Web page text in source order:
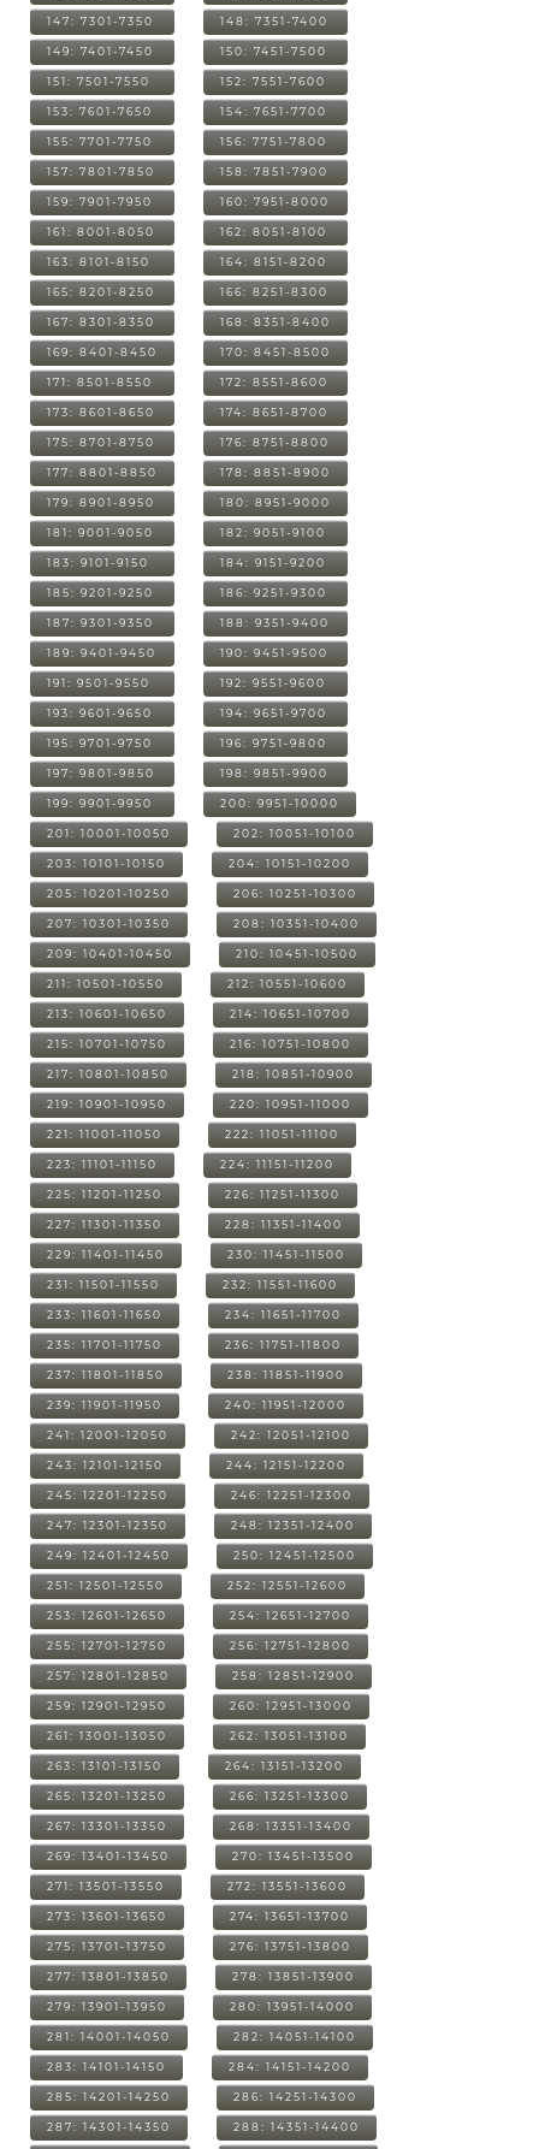
147: 7301-7350 148: 7351-7400
149: 7401-7450 150: 7451-7500
151: 7501-7550 152: 7551-7600
153: 7601-7650 154: 7651-7700
155: 7701-7750 156: 7751-7800
157: 7801-7850 158: 7851-7900
159: 7901-7950 160: 7951-8000
161: 8001-8050 162: 8051-8100
163: 8101-8150 164: 8151-8200
165: 8201-8250 166: 8251-8300
167: 8301-8350 168: 8351-8400
169: 8401-8450 170: 8451-8500
171: 8501-8550 172: 8551-8600
173: 8601-8650 174: 8651-8700
175: 8701-8750 176: 8751-8800
177: 8801-8850 178: 8851-8900
179: 8901-8950 180: 8951-9000
181: 9001-9050 182: 9051-9100
183: 9101-9150 184: 9151-9200
185: 9201-9250 186: 9251-9300
187: 9301-9350 188: 9351-9400
189: 9401-9450 190: 9451-9500
191: 9501-9550 192: 9551-9600
193: 9601-9650 194: 9651-9700
195: 9701-9750 196: 9751-9800
197: 9801-9850 198: 9851-9900
199: 9901-9950 200: 9951-10000
201: 10001-10050 202: 10051-10100
203: 10101-10150 204: 10151-10200
205: 10201-10250 206: 10251-10300
207: 10301-10350 208: 10351-10400
209: 10401-10450 210: 10451-10500
211: 10501-10550 212: 10551-10600
213: 10601-10650 214: 10651-10700
215: 10701-10750 216: 10751-10800
217: 10801-10850 218: 10851-10900
219: 10901-10950 220: 10951-11000
221: 11001-11050 222: 11051-11100
223: 11101-11150 224: 11151-11200
225: 11201-11250 226: 11251-11300
227: 11301-11350 228: 11351-11400
229: 11401-11450 230: 11451-11500
231: 11501-11550 232: 11551-11600
233: 11601-11650 234: 11651-11700
235: 11701-11750 236: 11751-11800
237: 11801-11850 238: 11851-11900
239: 11901-11950 240: 11951-12000
241: 12001-12050 242: 12051-12100
243: 12101-12150 244: 12151-12200
245: 12201-12250 246: 12251-12300
247: 12301-12350 248: 12351-12400
249: 12401-12450 250: 12451-12500
251: 12501-12550 252: 12551-12600
253: 12601-12650 254: 12651-12700
255: 12701-12750 256: 12751-12800
257: 12801-12850 258: 12851-12900
259: 12901-12950 260: 12951-13000
261: 13001-13050 262: 13051-13100
263: 13101-13150 264: 13151-13200
265: 13201-13250 266: 13251-13300
267: 13301-13350 268: 13351-13400
269: 13401-13450 270: 13451-13500
271: 13501-13550 272: 13551-13600
273: 13601-13650 274: 13651-13700
275: 13701-13750 276: 13751-13800
277: 13801-13850 278: 13851-13900
279: 13901-13950 280: 13951-14000
281: 14001-14050 282: 14051-14100
283: 14101-14150 284: 14151-14200
285: 14201-14250 286: 14251-14300
287: 14301-14350 288: 14351-14400